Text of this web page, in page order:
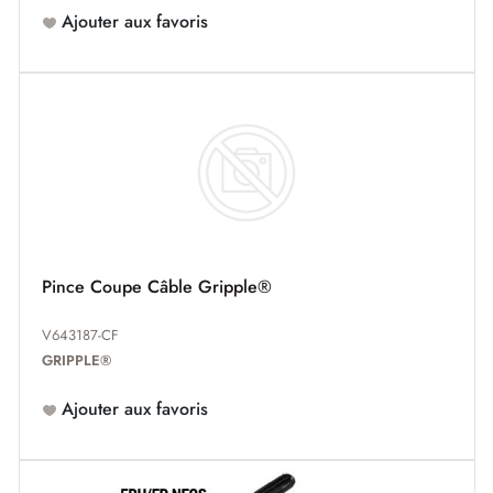
Ajouter aux favoris
Pince Coupe Câble Gripple®
V643187-CF
GRIPPLE®
Ajouter aux favoris